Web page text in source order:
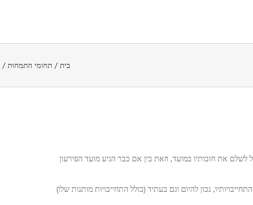
בית / תחומי התמחות /
את חובותיו במועד, וזאת בין אם כבר הגיע מועד הפירעון
נכון להיום וגם בעתיד (כולל התחייבויות מותנות שלו)